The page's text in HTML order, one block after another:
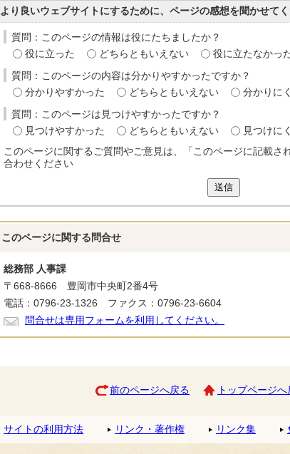
より良いウェブサイトにするために、ページの感想を聞かせてく
質問：このページの情報は役にたちましたか？
役に立った
どちらともいえない 役に立たなかっ
質問：このページの内容は分かりやすかったですか？
分かりやすかった
どちらともいえない 分かりに
質問：このページは見つけやすかったですか？
見つけやすかった
どちらともいえない
見つけに
このページに関するご質問やご意見は、「このページに記載さ
合わせください
送信
このページに関する 問合せ
総務部 人事課
〒668-8666 豊岡市中央町2番4号
電話：0796-23-1326 ファクス：0796-23-6604
問合せは専用フォームを利用してください。
前のページへ戻る トップページへ
サイトの利用方法 リンク・著作権 リンク集